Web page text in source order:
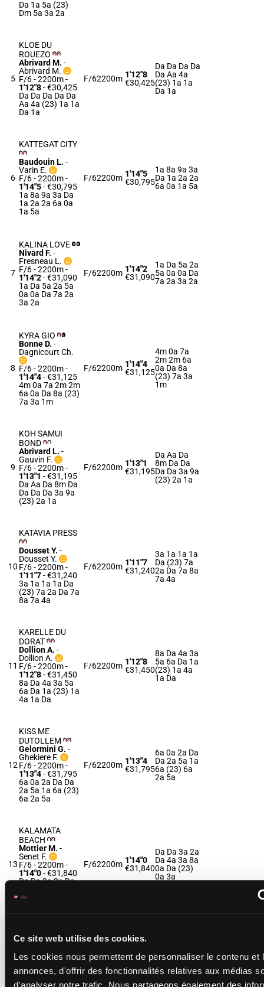
Ce site web utilise des cookies.
Les cookies nous permettent de personnaliser le contenu et
annonces, d'offrir des fonctionnalités relatives aux médias
Da 1a 5a (23)
Dm 5a 3a 2a
5
KLOE DU
ROUEZO
Abrivard M. -
Abrivard M.
F/6 - 2200m-
1'12"8- €30,425
Da Da Da Da Da
Aa 4a (23) 1a 1a
Da 1a
F/62200m 1'12"8
€30,425
Da Da Da Da
Da Aa 4a
(23) 1a 1a
Da 1a
6
KATTEGAT CITY
Baudouin L. -
Varin E.
F/6 - 2200m-
1'14"5- €30,795
1a 8a 9a 3a Da
1a 2a 2a 6a 0a
1a 5a
F/62200m 1'14"5
€30,795
1a 8a 9a 3a
Da 1a 2a 2a
6a 0a 1a 5a
7
KALINA LOVE
Nivard F. -
Fresneau L.
F/6 - 2200m-
1'14"2- €31,090
1a Da 5a 2a 5a
0a 0a Da 7a 2a
3a 2a
F/62200m 1'14"2
€31,090
1a Da 5a 2a
5a 0a 0a Da
7a 2a 3a 2a
8
KYRA GIO
Bonne D. -
Dagnicourt Ch.
F/6 - 2200m-
1'14"4- €31,125
4m 0a 7a 2m 2m
6a 0a Da 8a (23)
7a 3a 1m
F/62200m 1'14"4
€31,125
4m 0a 7a
2m 2m 6a
0a Da 8a
(23) 7a 3a
1m
9
KOH SAMUI
BOND
Abrivard L. -
Gauvin F.
F/6 - 2200m-
1'13"1 - €31,195
Da Aa Da 8m Da
Da Da Da 3a 9a
(23) 2a 1a
F/62200m 1'13"1
€31,195
Da Aa Da
8m Da Da
Da Da 3a 9a
(23) 2a 1a
10
KATAVIA PRESS
Dousset Y. -
Dousset Y.
F/6 - 2200m-
1'11"7- €31,240
3a 1a 1a 1a Da
(23) 7a 2a Da 7a
8a 7a 4a
F/62200m 1'11"7
€31,240
3a 1a 1a 1a
Da (23) 7a
2a Da 7a 8a
7a 4a
11
KARELLE DU
DORAT
Dollion A. -
Dollion A.
F/6 - 2200m-
1'12"8- €31,450
8a Da 4a 3a 5a
6a Da 1a (23) 1a
4a 1a Da
F/62200m 1'12"8
€31,450
8a Da 4a 3a
5a 6a Da 1a
(23) 1a 4a
1a Da
12
KISS ME
DUTOLLEM
Gelormini G. -
Ghekiere F.
F/6 - 2200m-
1'13"4- €31,795
6a 0a 2a Da Da
2a 5a 1a 6a (23)
6a 2a 5a
F/62200m 1'13"4
€31,795
6a 0a 2a Da
Da 2a 5a 1a
6a (23) 6a
2a 5a
13
KALAMATA
BEACH
Mottier M. -
Senet F.
F/6 - 2200m-
1'14"0- €31,840
Da Da 3a 2a Da
(23) 0a 3a
F/62200m 1'14"0
€31,840
Da Da 3a 2a
Da 4a 3a 8a
0a Da (23)
0a 3a
Cuiller C.
1'13"8- €31,845
9m Dm 7m 5a 8a
F/4
1'13"8
€31,845
5a 8a 6m 7a
5a 7a 3a 1a
(23) 3m